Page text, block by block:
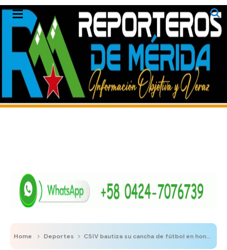
Home Deportes CSIV bautiza su cancha de fútbol en honor a Raffaelle Milillo